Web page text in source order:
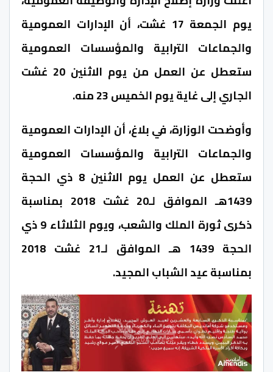
يوم الجمعة 17 غشت، أن الإدارات العمومية
والجماعات الترابية والمؤسسات العمومية
ستعطل عن العمل من يوم الاثنين 20 غشت
الجاري إلى غاية يوم الخميس 23 منه.
وأوضحت الوزارة، في بلاغ، أن الإدارات العمومية
والجماعات الترابية والمؤسسات العمومية
ستعطل عن العمل يوم الاثنين 8 ذي الحجة
1439هـ الموافق لـ20 غشت 2018 بمناسبة
ذكرى ثورة الملك والشعب، ويوم الثلاثاء 9 ذي
الحجة 1439 هـ الموافق لـ21 غشت 2018
بمناسبة عيد الشباب المجيد.